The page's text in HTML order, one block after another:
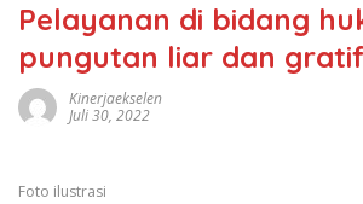
Pelayanan di bidang
pungutan liar dan
Kinerjaekselen
Juli 30, 2022
Foto ilustrasi